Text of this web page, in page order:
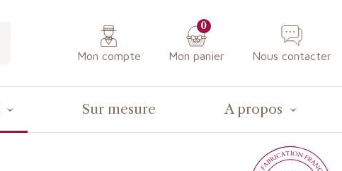
Mon compte
0
Mon panier Nous contacter
Sur mesure A propos